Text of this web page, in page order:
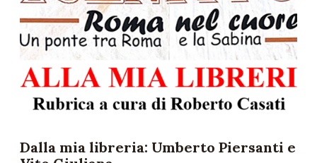
Dalla mia libreria: Umberto Piersanti e